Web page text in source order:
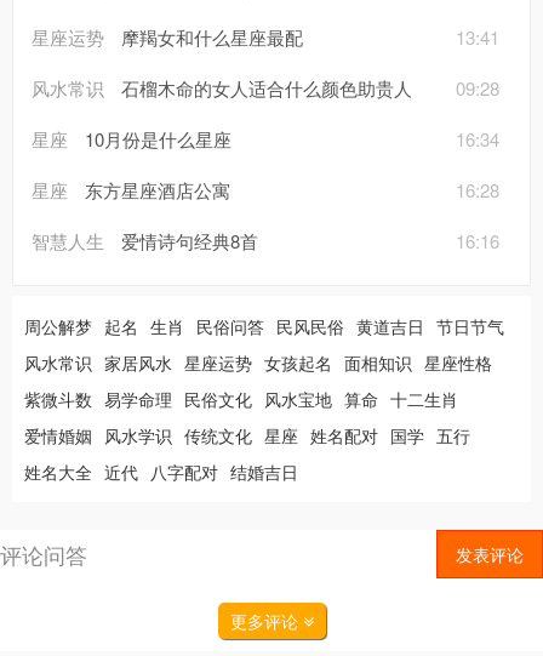
13:41
星座运势
摩羯女和什么星座最配
09:28
风水常识
石榴木命的女人适合什么颜色助贵人
16:34
星座
10月份是什么星座
16:28
星座
东方星座酒店公寓
16:16
智慧人生 爱情诗句经典8首
周公解梦 起名 生肖 民俗问答 民风民俗 黄道吉日 节日节气
风水常识 家居风水 星座运势 女孩起名 面相知识 星座性格
紫微斗数 易学命理 民俗文化 风水宝地 算命 十二生肖
爱情婚姻 风水学识 传统文化 星座 姓名配对 国学 五行
姓名大全 近代 八字配对 结婚吉日
评论问答 发表评论
更多评论